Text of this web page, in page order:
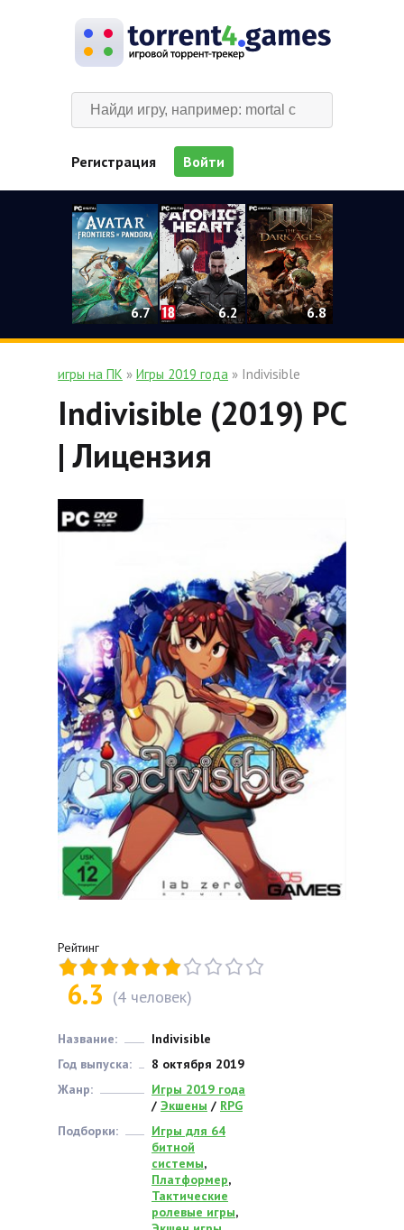
Регистрация Войти
6.7 6.2 6.8
игры на ПК » Игры 2019 года » Indivisible
Indivisible (2019) PC
| Лицензия
Рейтинг
6.3 (4 человек)
Название:
Indivisible
Год выпуска:
8 октября 2019
Жанр:
Игры 2019 года
/ Экшены / RPG
Подборки:
Игры для 64
битной
системы,
Платформер,
Тактические
ролевые игры,